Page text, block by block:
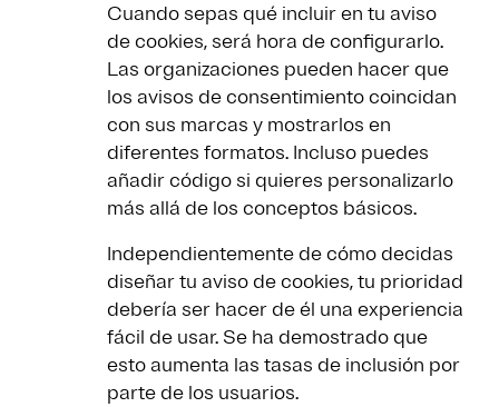
Cuando sepas qué incluir en tu aviso
de cookies, será hora de configurarlo.
Las organizaciones pueden hacer que
los avisos de consentimiento coincidan
con sus marcas y mostrarlos en
diferentes formatos. Incluso puedes
añadir código si quieres personalizarlo
más allá de los conceptos básicos.
Independientemente de cómo decidas
diseñar tu aviso de cookies, tu prioridad
debería ser hacer de él una experiencia
fácil de usar. Se ha demostrado que
esto aumenta las tasas de inclusión por
parte de los usuarios.